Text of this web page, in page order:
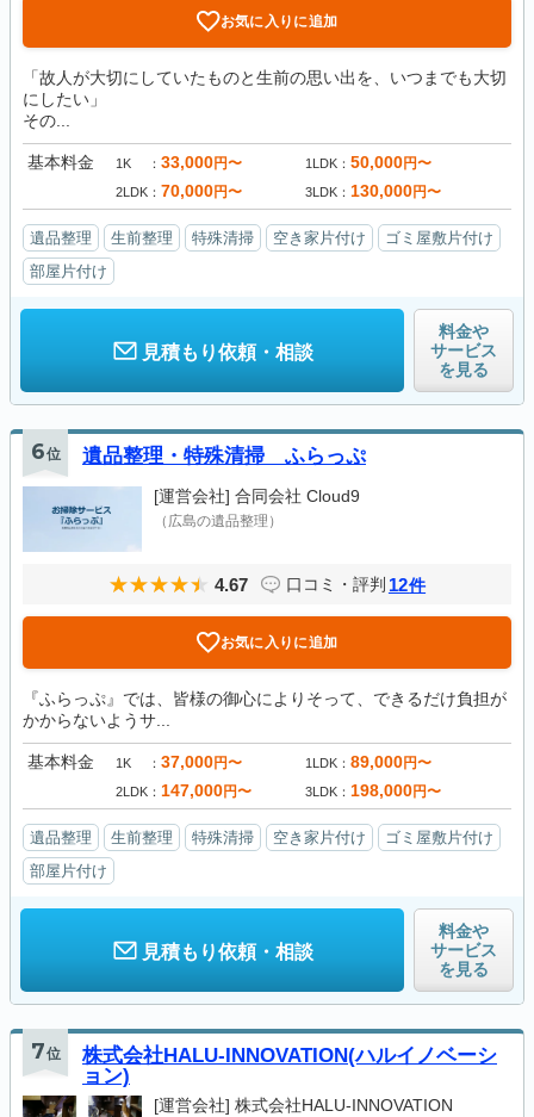
お気に入りに追加
「故人が大切にしていたものと生前の思い出を、いつまでも大切
にしたい」
その...
基本料金 1K 33,000円〜 1LDK 50,000円〜
2LDK 70,000円〜 3LDK 130,000円〜
遺品整理 生前整理 特殊清掃 空き家片付け
ゴミ屋敷片付け
部屋片付け
見積もり依頼・相談
料金や
サービス
を見る
6位 遺品整理・特殊清掃 ふらっぷ
[運営会社] 合同会社 Cloud9
（広島の遺品整理）
4.67 口コミ・評判 12件
お気に入りに追加
『ふらっぷ』では、皆様の御心によりそって、できるだけ負担が
かからないようサ...
基本料金 1K 37,000円〜 1LDK 89,000円〜
2LDK 147,000円〜 3LDK 198,000円〜
遺品整理 生前整理 特殊清掃 空き家片付け
ゴミ屋敷片付け
部屋片付け
見積もり依頼・相談
料金や
サービス
を見る
7位
株式会社HALU-INNOVATION(ハルイノベーシ
ョン)
[運営会社] 株式会社HALU-INNOVATION